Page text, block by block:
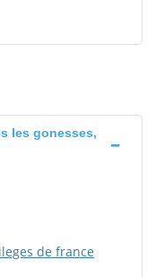
les gonesses,
de france